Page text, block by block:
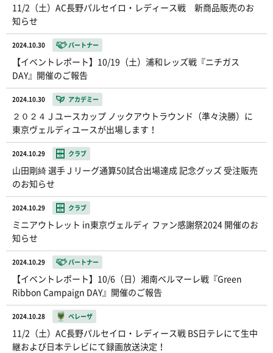
11/2（土）AC長野パルセイロ・レディース戦 新商品販売のお
知らせ
2024.10.30 パートナー
【イベントレポート】10/19（土）浦和レッズ戦『ニチガス
DAY』開催のご報告
2024.10.30 アカデミー
２０２４Ｊユースカップ ノックアウトラウンド（準々決勝）に
東京ヴェルディユースが出場します！
2024.10.29 クラブ
山田剛綺 選手Ｊリーグ通算50試合出場達成 記念グッズ 受注販売
のお知らせ
2024.10.29 クラブ
ミニアウトレット in東京ヴェルディ ファン感謝祭2024 開催のお
知らせ
2024.10.29 パートナー
【イベントレポート】10/6（日）湘南ベルマーレ戦『Green
Ribbon Campaign DAY』開催のご報告
2024.10.28 ベレーザ
11/2（土）AC長野パルセイロ・レディース戦 BS日テレにて生中
継および日本テレビにて録画放送決定！